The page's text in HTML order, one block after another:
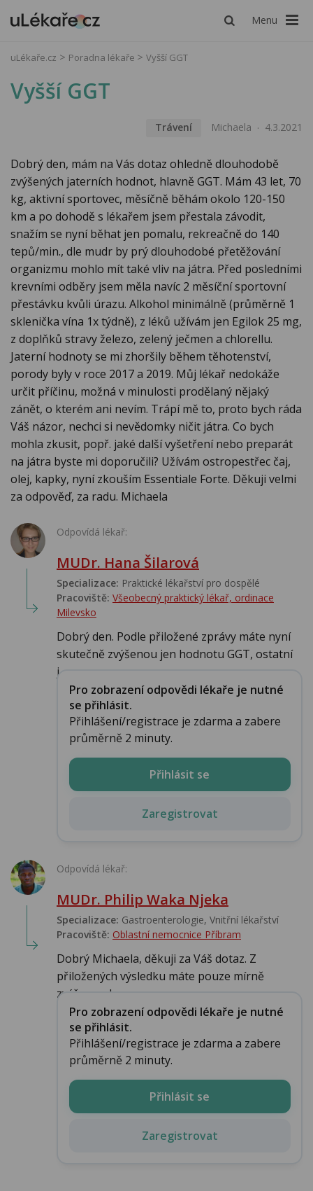
Menu
uLékaře.cz Poradna lékaře Vyšší GGT
Vyšší GGT
Trávení Michaela 4.3.2021
Dobrý den, mám na Vás dotaz ohledně dlouhodobě
zvýšených jaterních hodnot, hlavně GGT. Mám 43 let, 70
kg, aktivní sportovec, měsíčně běhám okolo 120-150
km a po dohodě s lékařem jsem přestala závodit,
snažím se nyní běhat jen pomalu, rekreačně do 140
tepů/min., dle mudr by prý dlouhodobé přetěžování
organizmu mohlo mít také vliv na játra. Před posledními
krevními odběry jsem měla navíc 2 měsíční sportovní
přestávku kvůli úrazu. Alkohol minimálně (průměrně 1
sklenička vína 1x týdně), z léků užívám jen Egilok 25 mg,
z doplňků stravy železo, zelený ječmen a chlorellu.
Jaterní hodnoty se mi zhoršily během těhotenství,
porody byly v roce 2017 a 2019. Můj lékař nedokáže
určit příčinu, možná v minulosti prodělaný nějaký
zánět, o kterém ani nevím. Trápí mě to, proto bych ráda
Váš názor, nechci si nevědomky ničit játra. Co bych
mohla zkusit, popř. jaké další vyšetření nebo preparát
na játra byste mi doporučili? Užívám ostropestřec čaj,
olej, kapky, nyní zkouším Essentiale Forte. Děkuji velmi
za odpověď, za radu. Michaela
Odpovídá lékař:
MUDr. Hana Šilarová
Specializace: Praktické lékařství pro dospělé
Pracoviště: Všeobecný praktický lékař, ordinace
Milevsko
Dobrý den. Podle přiložené zprávy máte nyní
skutečně zvýšenou jen hodnotu GGT, ostatní
j...
Pro zobrazení odpovědi lékaře je nutné
se přihlásit.
Přihlášení/registrace je zdarma a zabere
průměrně 2 minuty.
Přihlásit se
Zaregistrovat
Odpovídá lékař:
MUDr. Philip Waka Njeka
Specializace: Gastroenterologie, Vnitřní lékařství
Pracoviště: Oblastní nemocnice Příbram
Dobrý Michaela, děkuji za Váš dotaz. Z
přiložených výsledku máte pouze mírně
zvýšenou h...
Pro zobrazení odpovědi lékaře je nutné
se přihlásit.
Přihlášení/registrace je zdarma a zabere
průměrně 2 minuty.
Přihlásit se
Zaregistrovat